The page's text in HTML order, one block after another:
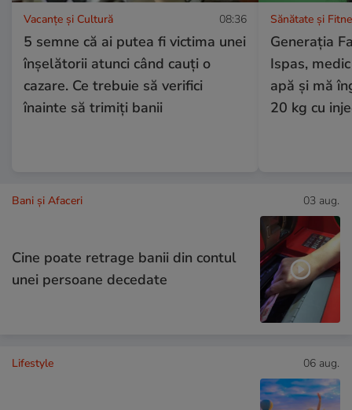
Vacanțe și Cultură 08:36
5 semne că ai putea fi victima unei
înșelătorii atunci când cauți o
cazare. Ce trebuie să verifici
înainte să trimiți banii
Sănătate și
Generația
Ispas,
apă și mă
20 kg cu
Bani și Afaceri 03 aug.
Cine poate retrage banii din contul
unei persoane decedate
Lifestyle 06 aug.